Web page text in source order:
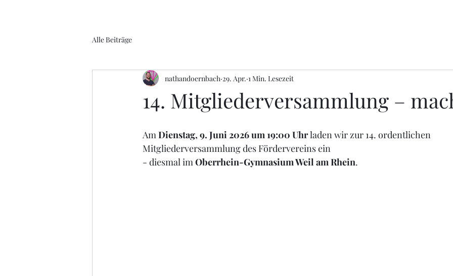
Alle Beiträge
14. Mitgliederversammlung –
nathandoernbach 29. Apr. 1 Min. Lesezeit
Am Dienstag, 9. Juni 2026 um 19:00 Uhr laden wir zur 14. ordentlichen
Mitgliederversammlung des Fördervereins ein
- diesmal im Oberrhein-Gymnasium Weil am Rhein.